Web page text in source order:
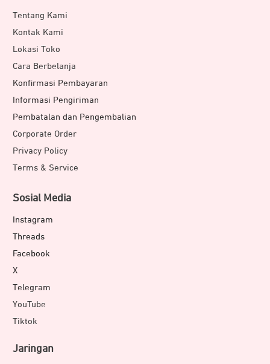
Tentang Kami
Kontak Kami
Lokasi Toko
Cara Berbelanja
Konfirmasi Pembayaran
Informasi Pengiriman
Pembatalan dan Pengembalian
Corporate Order
Privacy Policy
Terms & Service
Sosial Media
Instagram
Threads
Facebook
X
Telegram
YouTube
Tiktok
Jaringan